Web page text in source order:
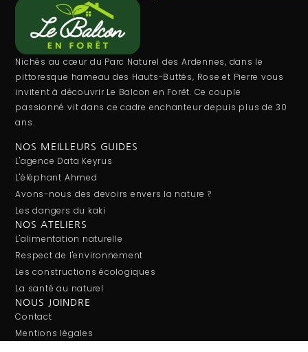
Nichés au cœur du Parc Naturel des Ardennes, dans le
pittoresque hameau des Hauts-Buttés, Rose et Pierre vous
invitent à découvrir Le Balcon en Forêt. Ce couple
passionné vit dans ce cadre enchanteur depuis plus de 30
ans.
NOS MEILLEURS GUIDES
L'agence Data Keyrus
L'éléphant Ahmed
Avons-nous des devoirs envers la nature ?
Les dangers du kaki
NOS ATELIERS
L'alimentation naturelle
Respect de l'environnement
Les constructions écologiques
La santé au naturel
NOUS JOINDRE
Contact
Mentions légales